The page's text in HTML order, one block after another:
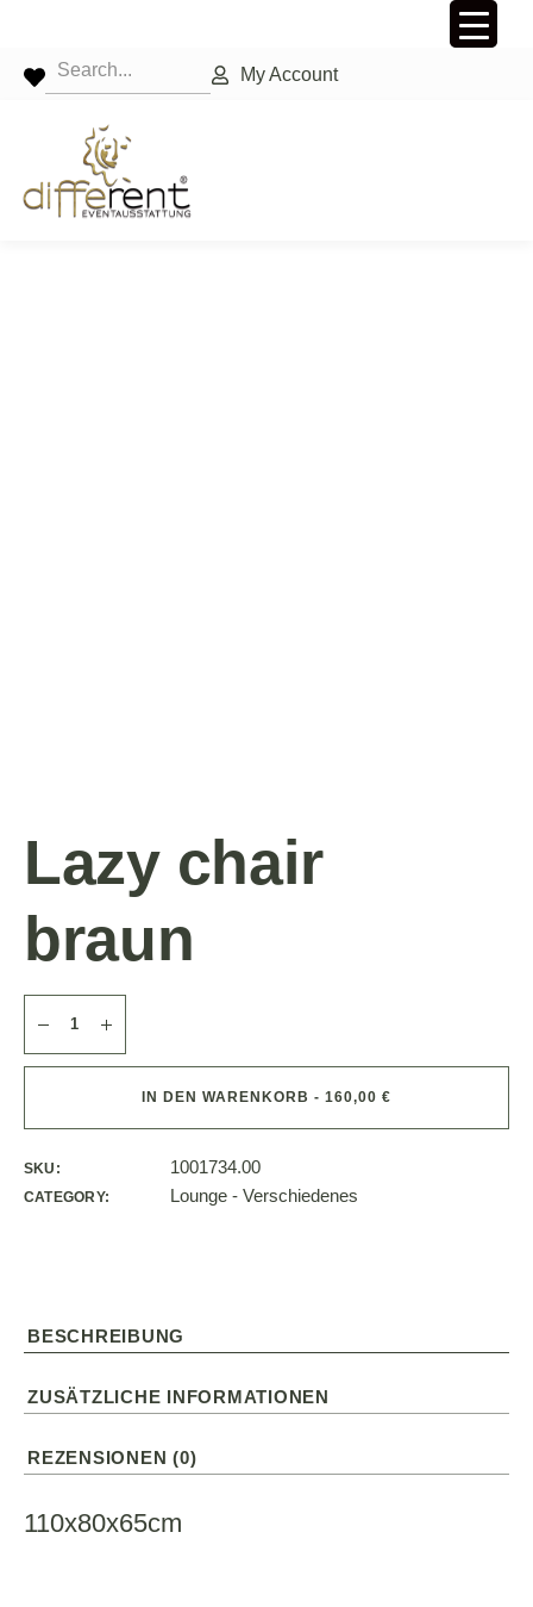
My Account
Lazy chair
braun
IN DEN WARENKORB - 160,00 €
SKU: 1001734.00
CATEGORY: Lounge - Verschiedenes
BESCHREIBUNG
ZUSÄTZLICHE INFORMATIONEN
REZENSIONEN (0)
110x80x65cm